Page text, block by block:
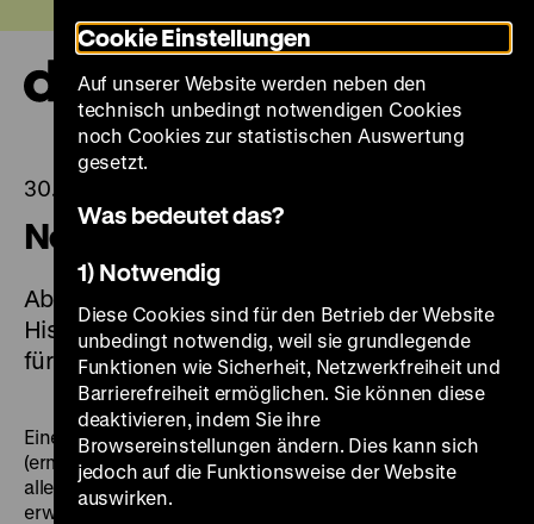
zum
Seiteninhalt
springen
30.01.2023
Neue Preisstruktur ab 1. Februar
Ab dem 1. Februar 2023 gilt im Deutschen
Historischen Museum eine neue Preisstruktur
für den Eintritt.
Eine einzelne Ausstellung kann mit einem Ticket für 7 €
(ermäßigt 3,50 €) besucht werden. Das Hausticket für
alle Ausstellungen ist für 10 € (ermäßigt 5 €) zu
erwerben. Der Eintritt bis 18 Jahre ist frei.
Cookie Einstellungen
Auf unserer Website werden neben den
technisch unbedingt notwendigen Cookies
noch Cookies zur statistischen Auswertung
gesetzt.
Was bedeutet das?
1) Notwendig
Diese Cookies sind für den Betrieb der Website
unbedingt notwendig, weil sie grundlegende
Funktionen wie Sicherheit, Netzwerkfreiheit und
Barrierefreiheit ermöglichen. Sie können diese
deaktivieren, indem Sie ihre
Browsereinstellungen ändern. Dies kann sich
jedoch auf die Funktionsweise der Website
auswirken.